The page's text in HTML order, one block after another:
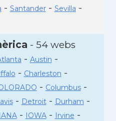
- Santander- Sevilla -
- 54 webs
- Austin -
- Charleston -
- Columbus-
- Detroit- Durham -
- IOWA- Irvine -